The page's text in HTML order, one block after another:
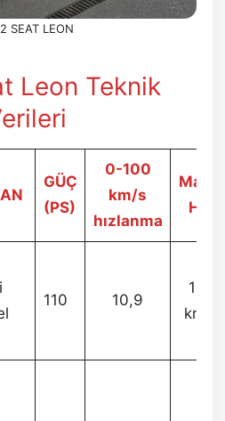
SEAT LEON
Leon Teknik
GÜÇ
(PS)
0-100
km/s
hızlanma
Maks.
Hız
110 10,9
197
km/s